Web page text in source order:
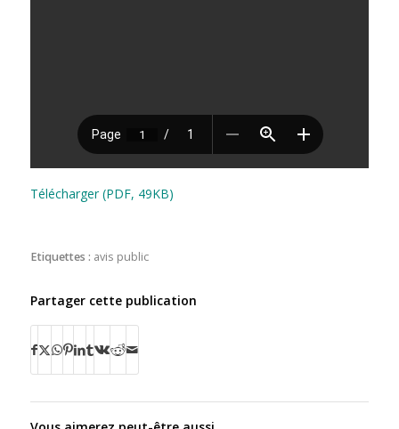
Télécharger (PDF, 49KB)
Etiquettes : avis public
Partager cette publication